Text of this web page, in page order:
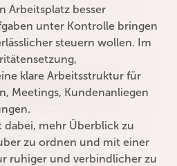
Arbeitsplatz besser
unter Kontrolle bringen
steuern wollen. Im
klare Arbeitsstruktur für
Meetings, Kundenanliegen
dabei, mehr Überblick zu
zu ordnen und mit einer
ruhiger und verbindlicher zu